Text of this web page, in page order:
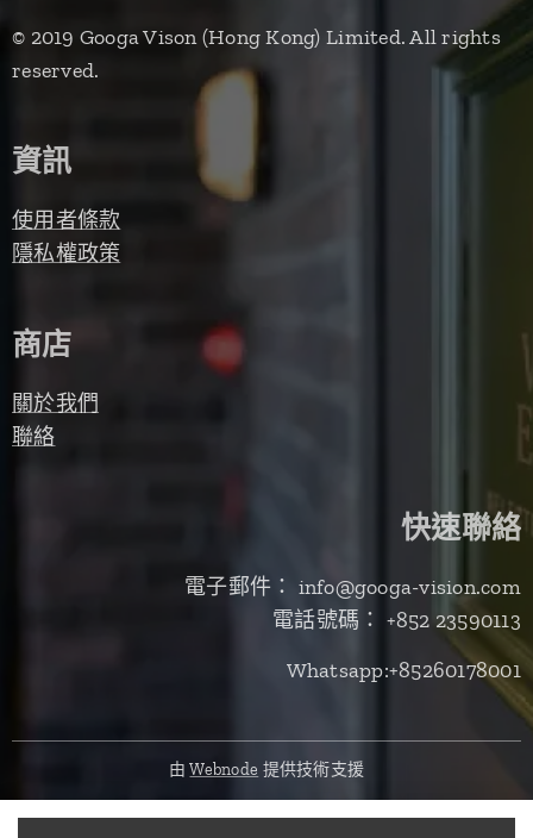
© 2019 Googa Vison (Hong Kong) Limited. All rights
reserved.
資訊
使用者條款
隱私權政策
商店
關於我們
聯絡
快速聯絡
電子郵件： info@googa-vision.com
電話號碼： +852 23590113
Whatsapp:+85260178001
由Webnode 提供技術支援